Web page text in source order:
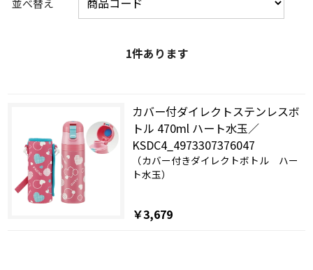
並べ替え
1件あります
カバー付ダイレクトステンレスボ
トル 470ml ハート水玉／
KSDC4_4973307376047
（カバー付きダイレクトボトル ハー
ト水玉）
￥3,679